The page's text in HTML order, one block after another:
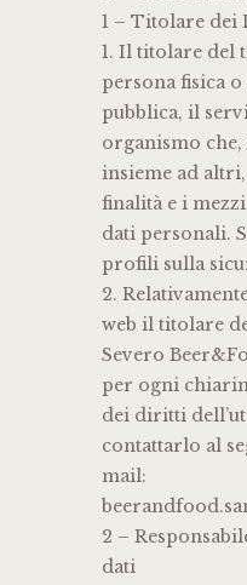
1 – Titolare dei
1. Il titolare del
persona fisica
pubblica, il
organismo
insieme ad
finalità e i
dati personali.
profili sulla
2.
web il titolare
Severo
per ogni
dei diritti
contattarlo al
mail:
2 –
dati